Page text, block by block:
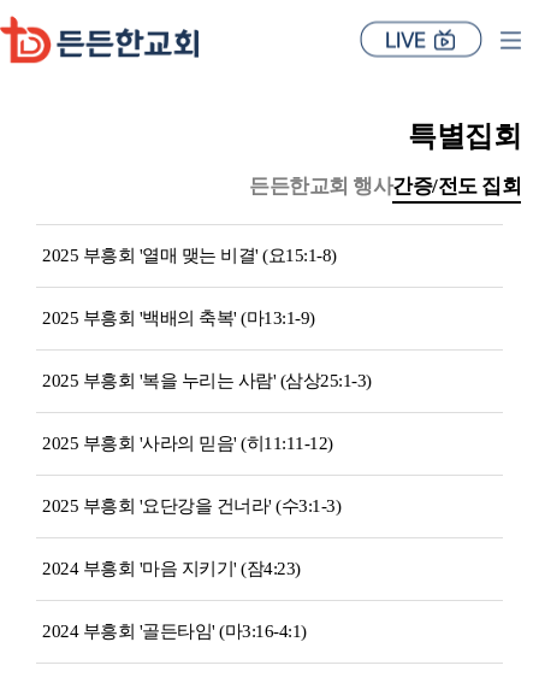
특별집회
든든한교회 행사간증/전도 집회
2025 부흥회 '열매 맺는 비결' (요15:1-8)
2025 부흥회 '백배의 축복' (마13:1-9)
2025 부흥회 '복을 누리는 사람' (삼상25:1-3)
2025 부흥회 '사라의 믿음' (히11:11-12)
2025 부흥회 '요단강을 건너라' (수3:1-3)
2024 부흥회 '마음 지키기' (잠4:23)
2024 부흥회 '골든타임' (마3:16-4:1)